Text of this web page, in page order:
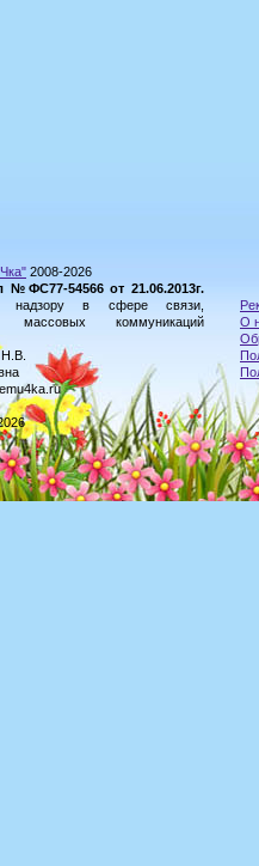
2008-2026
№ФС77-54566 от 21.06.2013г.
надзору в сфере связи,
коммуникаций
О